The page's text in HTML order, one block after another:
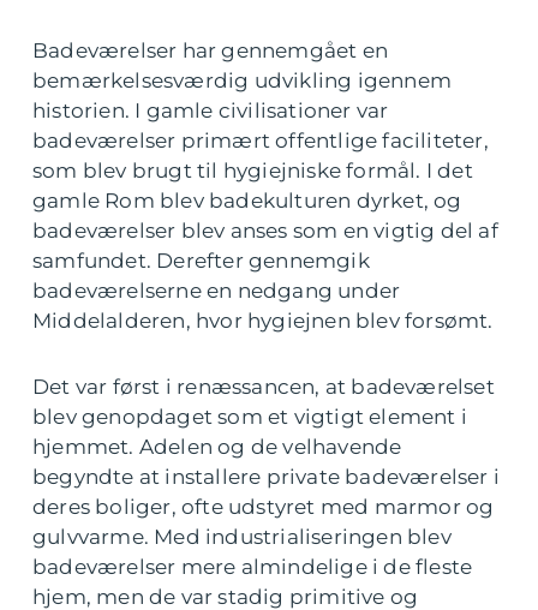
Badeværelser har gennemgået en
bemærkelsesværdig udvikling igennem
historien. I gamle civilisationer var
badeværelser primært offentlige faciliteter,
som blev brugt til hygiejniske formål. I det
gamle Rom blev badekulturen dyrket, og
badeværelser blev anses som en vigtig del af
samfundet. Derefter gennemgik
badeværelserne en nedgang under
Middelalderen, hvor hygiejnen blev forsømt.
Det var først i renæssancen, at badeværelset
blev genopdaget som et vigtigt element i
hjemmet. Adelen og de velhavende
begyndte at installere private badeværelser i
deres boliger, ofte udstyret med marmor og
gulvvarme. Med industrialiseringen blev
badeværelser mere almindelige i de fleste
hjem, men de var stadig primitive og